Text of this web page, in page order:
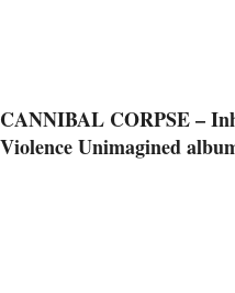
CANNIBAL CORPSE –
Violence Unimagined